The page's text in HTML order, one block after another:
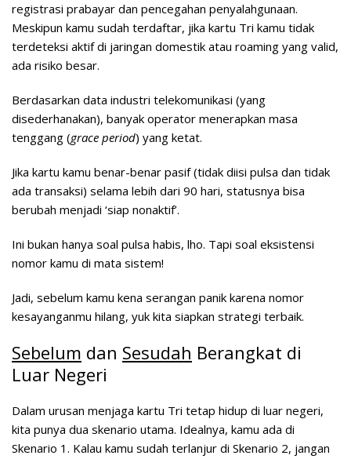
registrasi prabayar dan pencegahan penyalahgunaan.
Meskipun kamu sudah terdaftar, jika kartu Tri kamu tidak
terdeteksi aktif di jaringan domestik atau roaming yang valid,
ada risiko besar.
Berdasarkan data industri telekomunikasi (yang
disederhanakan), banyak operator menerapkan masa
tenggang (grace period) yang ketat.
Jika kartu kamu benar-benar pasif (tidak diisi pulsa dan tidak
ada transaksi) selama lebih dari 90 hari, statusnya bisa
berubah menjadi ‘siap nonaktif’.
Ini bukan hanya soal pulsa habis, lho. Tapi soal eksistensi
nomor kamu di mata sistem!
Jadi, sebelum kamu kena serangan panik karena nomor
kesayanganmu hilang, yuk kita siapkan strategi terbaik.
Sebelum dan Sesudah Berangkat di
Luar Negeri
Dalam urusan menjaga kartu Tri tetap hidup di luar negeri,
kita punya dua skenario utama. Idealnya, kamu ada di
Skenario 1. Kalau kamu sudah terlanjur di Skenario 2, jangan